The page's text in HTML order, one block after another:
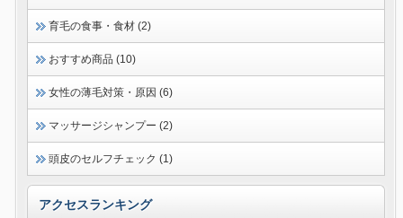
育毛の食事・食材 (2)
おすすめ商品 (10)
女性の薄毛対策・原因 (6)
マッサージシャンプー (2)
頭皮のセルフチェック (1)
アクセスランキング